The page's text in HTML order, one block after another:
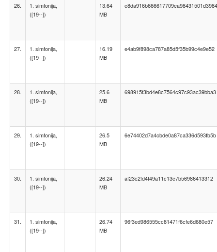
26.
1. simfonija,
([19--])
13.64
MB
e8da916b666617709ea98431501d3984
27.
1. simfonija,
([19--])
16.19
MB
e4ab9f898ca787a85d5f35b99c4e9e52
28.
1. simfonija,
([19--])
25.6
MB
698915f3bd4e8c7564c97c93ac39bba3
29.
1. simfonija,
([19--])
26.5
MB
6e74402d7a4cbde0a87ca336d593fb5b
30.
1. simfonija,
([19--])
26.24
MB
af23c2fd4f49a11c13e7b56986413312
31.
1. simfonija,
([19--])
26.74
MB
96f3ed986555cc81471f6cfe6d680e57